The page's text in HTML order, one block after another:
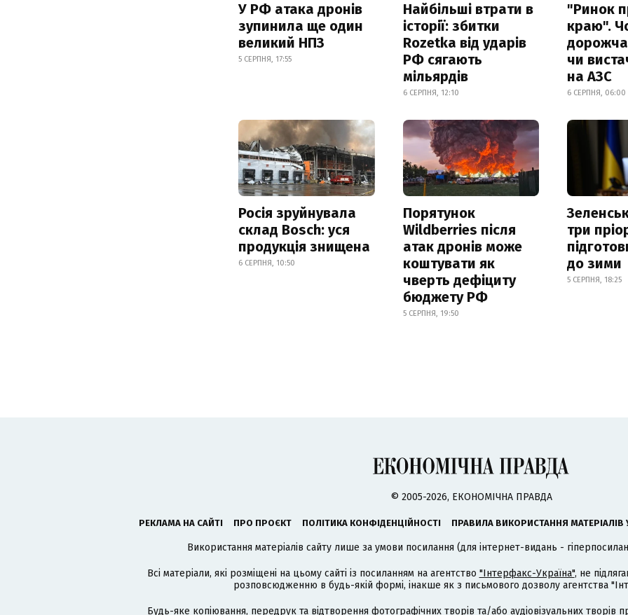
У РФ атака дронів
зупинила ще один
великий НПЗ
5 СЕРПНЯ, 17:55
Найбільші втрати в
історії: збитки
Rozetka від ударів
РФ сягають
мільярдів
6 СЕРПНЯ, 12:10
"Ринок
краю".
чи
на АЗС
6 СЕРПНЯ, 06:00
Росія зруйнувала
склад Bosch: уся
продукція знищена
6 СЕРПНЯ, 10:50
Порятунок
Wildberries після
атак дронів може
коштувати як
чверть дефіциту
бюджету РФ
5 СЕРПНЯ, 19:50
три
до зими
5 СЕРПНЯ, 18:25
© 2005-2026, ЕКОНОМІЧНА ПРАВДА
РЕКЛАМА НА САЙТІ ПРО ПРОЄКТ ПОЛІТИКА КОНФІДЕНЦІЙНОСТІ ПРАВИЛА ВИКОРИСТАННЯ МАТЕРІАЛІВ
Використання матеріалів сайту лише за умови посилання (для інтернет-видань -
Всі матеріали, які розміщені на цьому сайті із посиланням на агентство "Інтерфакс-Україна", не
розповсюдженню в будь-якій формі, інакше як з письмового дозволу агентства
Будь-яке копіювання, передрук та відтворення фотографічних творів та/або аудіовізуальних